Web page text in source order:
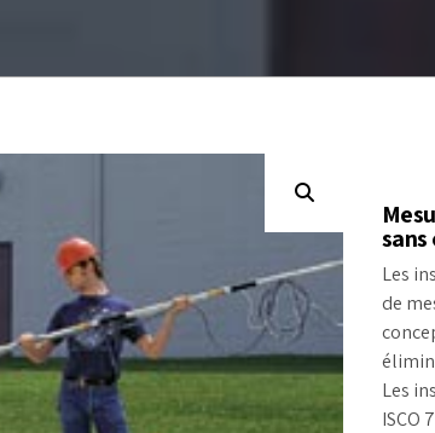
Débit canaux
Échantillonneurs
Solides en vrac
poudre
Poussière et
particules
Mesure de
sans
Les
de
Les
ISCO